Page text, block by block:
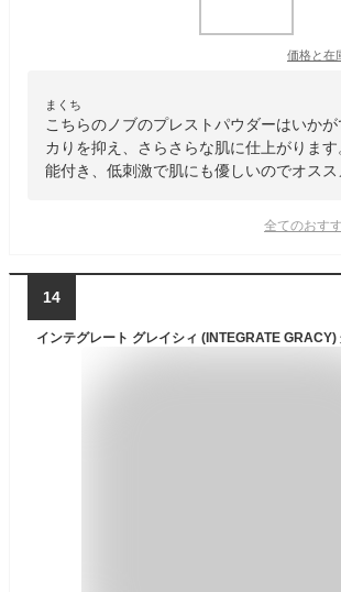
価格と在
まくち
こちらのノブのプレストパウダーはいか
カりを抑え、さらさらな肌に仕上がりま
能付き、低刺激で肌にも優しいのでオスス
全てのおす
14